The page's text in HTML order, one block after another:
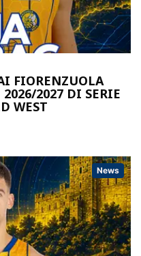
FIORENZUOLA
2026/2027 DI SERIE
WEST
News